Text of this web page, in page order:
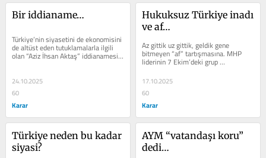
Bir iddianame…
Türkiye’nin siyasetini de ekonomisini
de altüst eden tutuklamalarla ilgili
olan “Aziz İhsan Aktaş” iddianamesi
24.10.2025
60
Karar
Hukuksuz Türkiye inadı
ve af…
Az gittik uz gittik, geldik gene
bitmeyen “af” tartışmasına. MHP
liderinin 7 Ekim’deki grup
toplantısında, “Farklı saik ve
sebeplerle...
17.10.2025
60
Karar
Türkiye neden bu kadar
siyasi?
AYM “vatandaşı koru”
dedi…